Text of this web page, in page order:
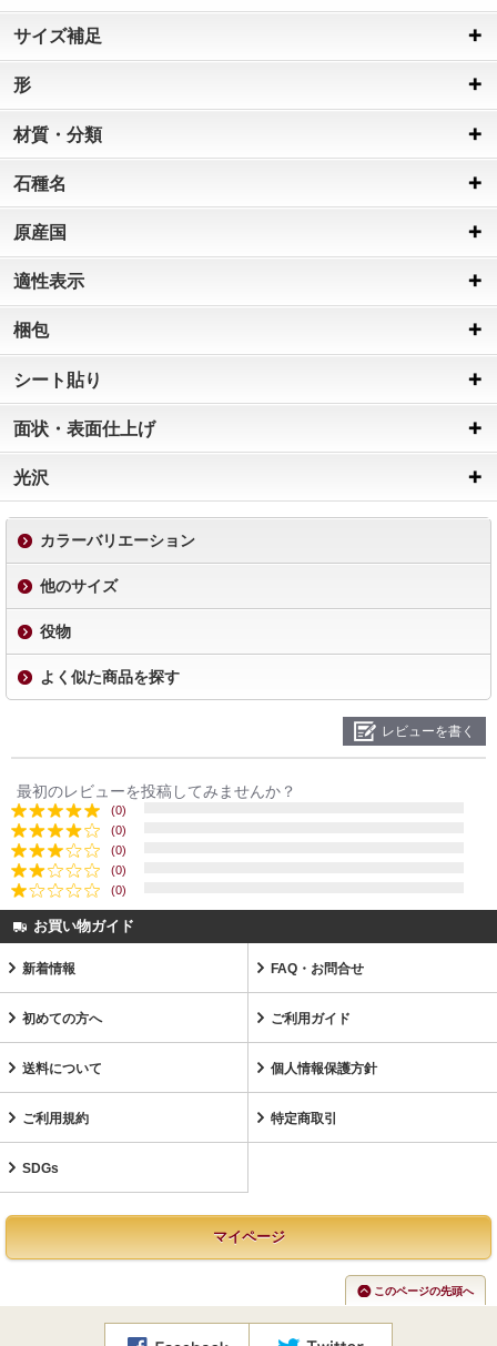
サイズ補足
形
材質・分類
石種名
原産国
適性表示
梱包
シート貼り
面状・表面仕上げ
光沢
カラーバリエーション
他のサイズ
役物
よく似た商品を探す
レビューを書く
最初のレビューを投稿してみませんか？
(0)
(0)
(0)
(0)
(0)
お買い物ガイド
新着情報 FAQ・お問合せ
初めての方へ ご利用ガイド
送料について 個人情報保護方針
ご利用規約 特定商取引
SDGs
マイページ
このページの先頭へ